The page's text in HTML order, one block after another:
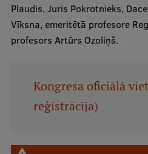
Pedagoģiskās izaugsmes
Kvalifikācijas atbilstības
Pētniecība
Plaudis, Juris Pokrotnieks,
Vīksna, emeritētā profesore
profesors Artūrs Ozoliņš.
Kongresa oficiālā
reģistrācija)